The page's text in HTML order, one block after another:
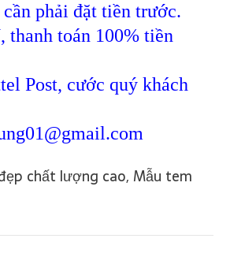
phải đặt tiền trước.
thanh toán 100% tiền
Post, cước quý khách
chất lượng cao, Mẫu tem